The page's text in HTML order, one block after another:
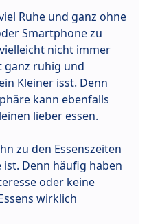
Ruhe und ganz ohne
Smartphone zu
nicht immer
ganz ruhig und
Kleiner isst. Denn
kann ebenfalls
lieber essen.
zu den Essenszeiten
Denn häufig haben
oder keine
wirklich